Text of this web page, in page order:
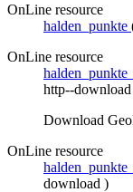
OnLine resource
halden_punkte
OnLine resource
http--download
Download
OnLine resource
download )